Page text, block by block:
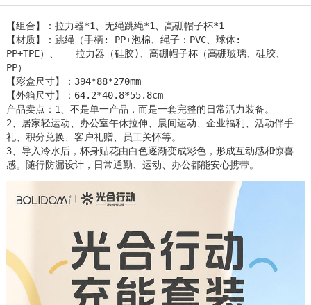
【组合】：拉力器*1、无绳跳绳*1、高硼帽子杯*1
【材质】：跳绳（手柄: PP+泡棉、绳子：PVC、球体:
PP+TPE）、   拉力器（硅胶)、高硼帽子杯（高硼玻璃、硅胶、
PP）
【彩盒尺寸】：394*88*270mm
【外箱尺寸】：64.2*40.8*55.8cm
产品卖点：1、不是单一产品，而是一套完整的日常活力装备。
2、居家轻运动、办公室午休拉伸、晨间运动、企业福利、活动伴手
礼、积分兑换、客户礼赠、员工关怀等。
3、导入冷水后，杯身贴花由白色逐渐变成彩色，形成互动感和惊喜
感。随行防漏设计，日常通勤、运动、办公都能安心携带。